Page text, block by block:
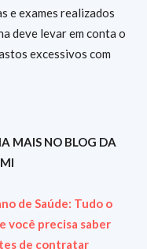
e exames realizados
deve levar em conta o
excessivos com
MAIS NO BLOG DA
de Saúde: Tudo o
você precisa saber
de contratar